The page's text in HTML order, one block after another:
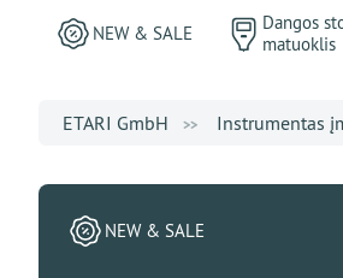
NEW & SALE
Dangos
matuoklis
ETARI GmbH Instrumentas
NEW & SALE